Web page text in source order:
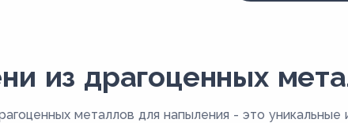
из драгоценных
металлов для напыления - это